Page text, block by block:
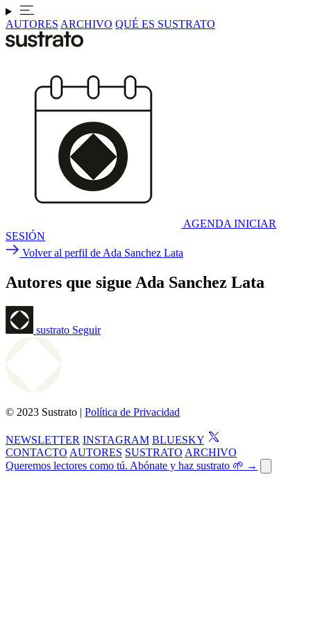
AUTORES ARCHIVO QUÉ ES SUSTRATO
AGENDA INICIAR
SESIÓN
Volver al perfil de Ada Sanchez Lata
Autores que sigue Ada Sanchez Lata
sustrato Seguir
© 2023 Sustrato | Política de Privacidad
NEWSLETTER INSTAGRAM BLUESKY
CONTACTO AUTORES SUSTRATO ARCHIVO
Queremos lectores como tú. Abónate y haz sustrato 🌱 →